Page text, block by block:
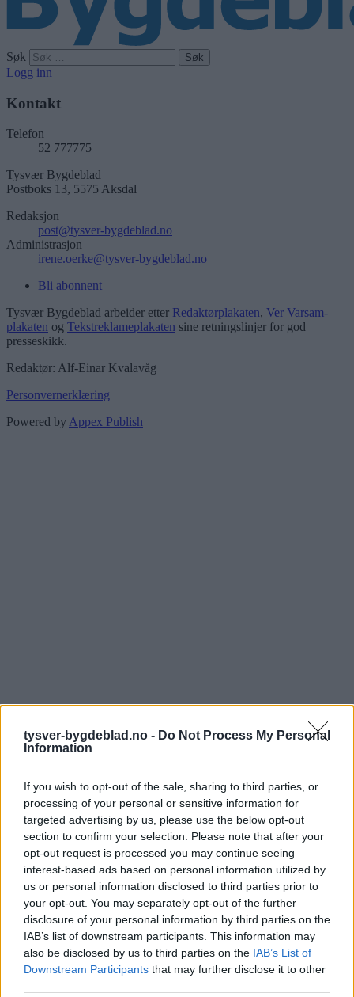
tysver-bygdeblad.no - Do Not Process My Personal
Information
If you wish to opt-out of the sale, sharing to third parties, or
processing of your personal or sensitive information for
targeted advertising by us, please use the below opt-out
section to confirm your selection. Please note that after your
opt-out request is processed you may continue seeing
interest-based ads based on personal information utilized by
us or personal information disclosed to third parties prior to
your opt-out. You may separately opt-out of the further
disclosure of your personal information by third parties on the
IAB’s list of downstream participants. This information may
also be disclosed by us to third parties on the IAB’s List of
Downstream Participants that may further disclose it to other
Søk
Logg inn
Kontakt
Telefon
52 777775
Tysvær Bygdeblad
Postboks 13, 5575 Aksdal
Redaksjon
post@tysver-bygdeblad.no
Administrasjon
irene.oerke@tysver-bygdeblad.no
Bli abonnent
Tysvær Bygdeblad arbeider etter Redaktørplakaten, Ver Varsam-
plakaten og Tekstreklameplakaten sine retningslinjer for god
presseskikk.
Redaktør: Alf-Einar Kvalavåg
Personvernerklæring
Powered by Appex Publish